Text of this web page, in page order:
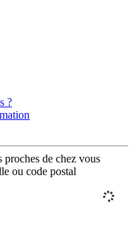
?
proches de chez vous
ou code postal